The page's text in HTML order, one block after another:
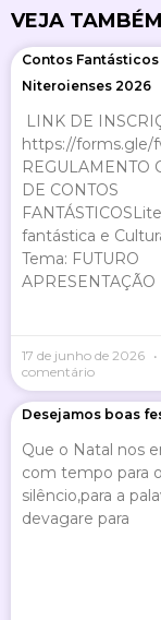
VEJA
Contos Fantásticos
Niteroienses 2026
LINK DE
https://forms.gle/
REGULAMENTO
DE CONTOS
fantástica e
Tema: FUTURO
17 de junho de 2026
comentário
Desejamos boas
Que o Natal nos
com tempo para o
silêncio,para a
devagare para